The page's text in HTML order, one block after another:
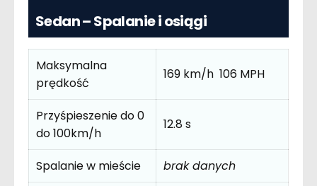
Sedan – Spalanie i osiągi
Maksymalna
prędkość
169 km/h 106 MPH
Przyśpieszenie do 0
do 100km/h
12.8 s
Spalanie w mieście
brak danych